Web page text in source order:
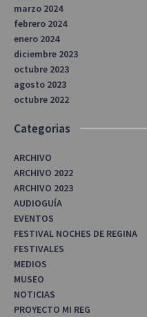
marzo 2024
febrero 2024
enero 2024
diciembre 2023
octubre 2023
agosto 2023
octubre 2022
Categorias
ARCHIVO
ARCHIVO 2022
ARCHIVO 2023
AUDIOGUÍA
EVENTOS
FESTIVAL NOCHES DE REGINA
FESTIVALES
MEDIOS
MUSEO
NOTICIAS
PROYECTO MI REG